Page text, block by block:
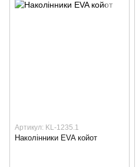
Артикул: KL-1235.1
Наколінники EVA койот